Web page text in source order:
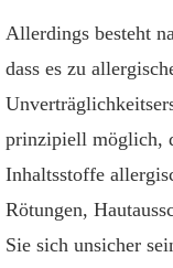
Allerdings besteht
dass es zu
prinzipiell möglich,
Inhaltsstoffe
Rötungen,
Sie sich unsicher